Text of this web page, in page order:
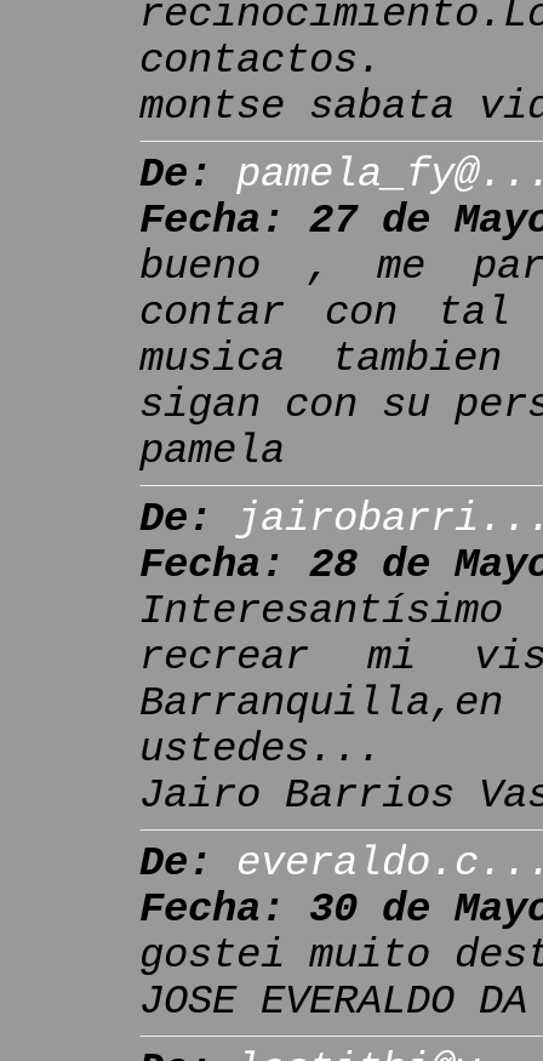
contactos.
montse sabata
De:
Fecha: 27 de
bueno , me
contar con tal
musica
sigan con su
pamela
De:
Fecha: 28 de
recrear mi
Barranquilla,en
ustedes...
Jairo Barrios
De:
Fecha: 30 de
gostei muito
JOSE EVERALDO